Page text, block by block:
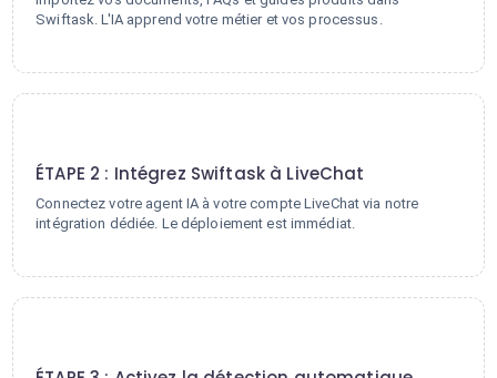
Swiftask. L'IA apprend votre métier et vos processus.
ÉTAPE 2 : Intégrez Swiftask à LiveChat
Connectez votre agent IA à votre compte LiveChat via notre
intégration dédiée. Le déploiement est immédiat.